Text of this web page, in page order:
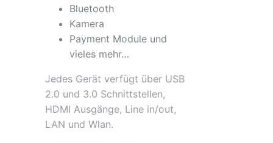
Bluetooth
Kamera
Payment Module und
vieles mehr…
Jedes Gerät verfügt über USB
2.0 und 3.0 Schnittstellen,
HDMI Ausgänge, Line in/out,
LAN und Wlan.